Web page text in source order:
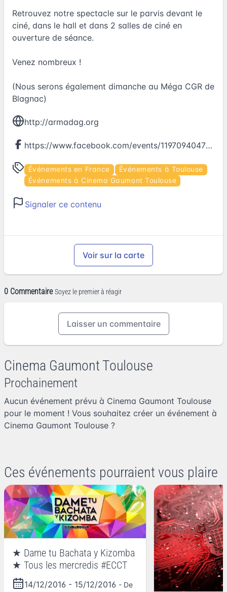
Retrouvez notre spectacle sur le parvis devant le
ciné, dans le hall et dans 2 salles de ciné en
ouverture de séance.
Venez nombreux !
(Nous serons également dimanche au Méga CGR de
Blagnac)
http://armadag.org
https://www.facebook.com/events/1197094047036064
Événements en France
Événements à Toulouse
Événements à Cinema Gaumont Toulouse
Signaler ce contenu
Voir sur la carte
0 Commentaire Soyez le premier à réagir
Laisser un commentaire
Cinema Gaumont Toulouse
Prochainement
Aucun événement prévu à Cinema Gaumont Toulouse
pour le moment ! Vous souhaitez créer un événement à
Cinema Gaumont Toulouse ?
Ces événements pourraient vous plaire
★ Dame tu Bachata y Kizomba
★ Tous les mercredis #ECCT
14/12/2016 - 15/12/2016 - De